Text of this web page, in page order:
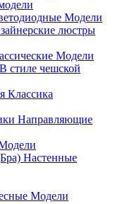
Модели
люстры
Модели
В стиле чешской
Классика
Направляющие
Настенные
Модели